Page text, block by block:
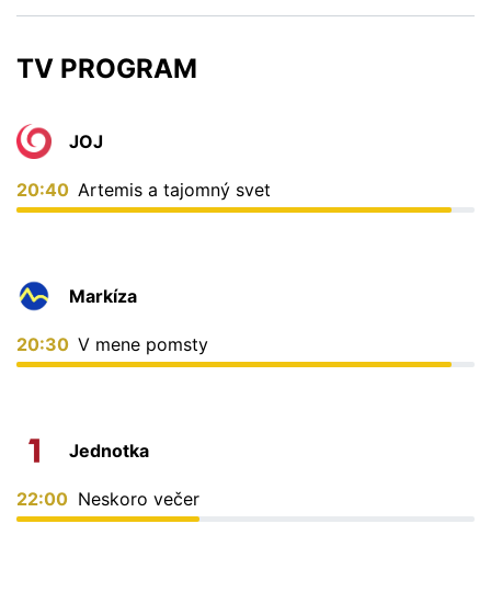
TV PROGRAM
JOJ
20:40 Artemis a tajomný svet
Markíza
20:30 V mene pomsty
Jednotka
22:00 Neskoro večer